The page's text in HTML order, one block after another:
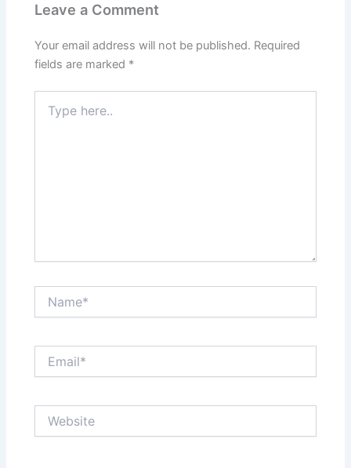
Leave a Comment
Your email address will not be published. Required
fields are marked *
here..